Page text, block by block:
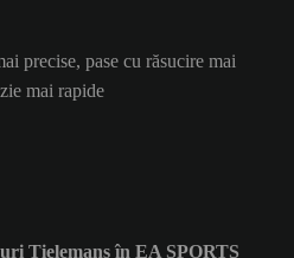
precise, pase cu răsucire mai
mai rapide
Tielemans în EA SPORTS